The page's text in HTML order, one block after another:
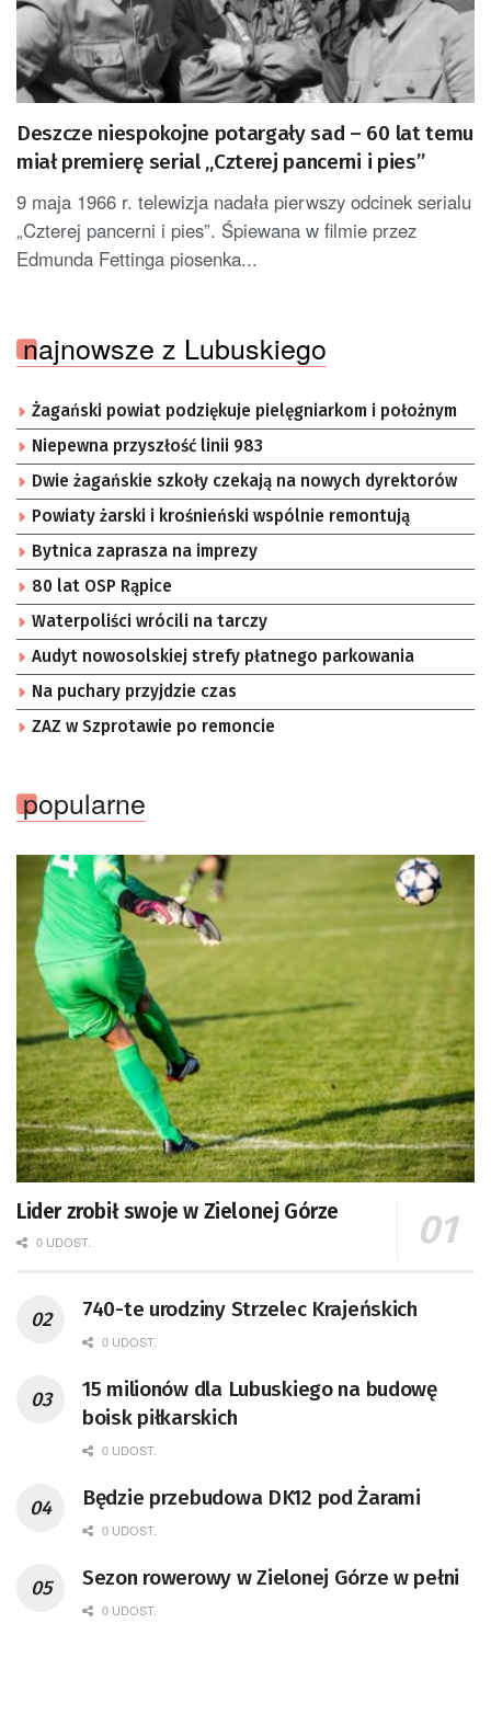
Deszcze niespokojne potargały sad – 60 lat temu
miał premierę serial „Czterej pancerni i pies”
9 maja 1966 r. telewizja nadała pierwszy odcinek serialu
„Czterej pancerni i pies”. Śpiewana w filmie przez
Edmunda Fettinga piosenka...
najnowsze z Lubuskiego
Żagański powiat podziękuje pielęgniarkom i położnym
Niepewna przyszłość linii 983
Dwie żagańskie szkoły czekają na nowych dyrektorów
Powiaty żarski i krośnieński wspólnie remontują
Bytnica zaprasza na imprezy
80 lat OSP Rąpice
Waterpoliści wrócili na tarczy
Audyt nowosolskiej strefy płatnego parkowania
Na puchary przyjdzie czas
ZAZ w Szprotawie po remoncie
popularne
Lider zrobił swoje w Zielonej Górze
0 UDOST.
740-te urodziny Strzelec Krajeńskich
0 UDOST.
15 milionów dla Lubuskiego na budowę
boisk piłkarskich
0 UDOST.
Będzie przebudowa DK12 pod Żarami
0 UDOST.
Sezon rowerowy w Zielonej Górze w pełni
0 UDOST.